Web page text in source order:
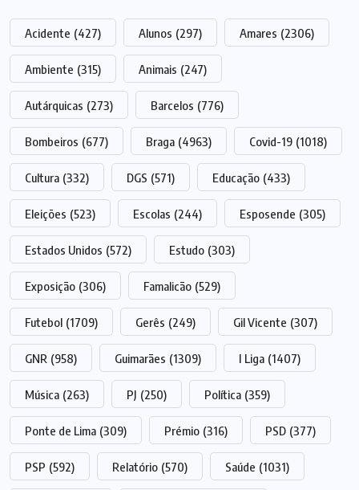
Acidente (427) Alunos (297) Amares (2306)
Ambiente (315) Animais (247)
Autárquicas (273) Barcelos (776)
Bombeiros (677) Braga (4963) Covid-19 (1018)
Cultura (332) DGS (571) Educação (433)
Eleições (523) Escolas (244) Esposende (305)
Estados Unidos (572) Estudo (303)
Exposição (306) Famalicão (529)
Futebol (1709) Gerês (249) Gil Vicente (307)
GNR (958) Guimarães (1309) I Liga (1407)
Música (263) PJ (250) Política (359)
Ponte de Lima (309) Prémio (316) PSD (377)
PSP (592) Relatório (570) Saúde (1031)